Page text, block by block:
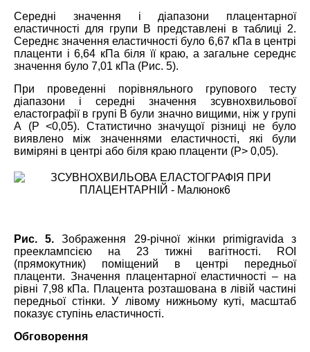
Середні значення і діапазони плацентарної
еластичності для групи В представлені в таблиці 2.
Середнє значення еластичності було 6,67 кПа в центрі
плаценти і 6,64 кПа біля її краю, а загальне середнє
значення було 7,01 кПа (Рис. 5).
При проведенні порівняльного групового тесту
діапазони і середні значення зсувнохвильової
еластографії в групі B були значно вищими, ніж у групі
А (P <0,05). Статистично значущої різниці не було
виявлено між значеннями еластичності, які були
виміряні в центрі або біля краю плаценти (P> 0,05).
Рис. 5. Зображення 29-річної жінки primigravidа з
прееклампсією на 23 тижні вагітності. ROI
(прямокутник) поміщений в центрі передньої
плаценти. Значення плацентарної еластичності – на
рівні 7,98 кПа. Плацента розташована в лівій частині
передньої стінки. У лівому нижньому куті, масштаб
показує ступінь еластичності.
Обговорення